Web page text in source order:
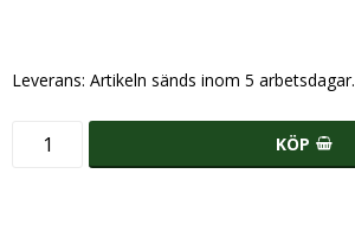
Leverans: Artikeln sänds inom 5 arbetsdagar.
KÖP